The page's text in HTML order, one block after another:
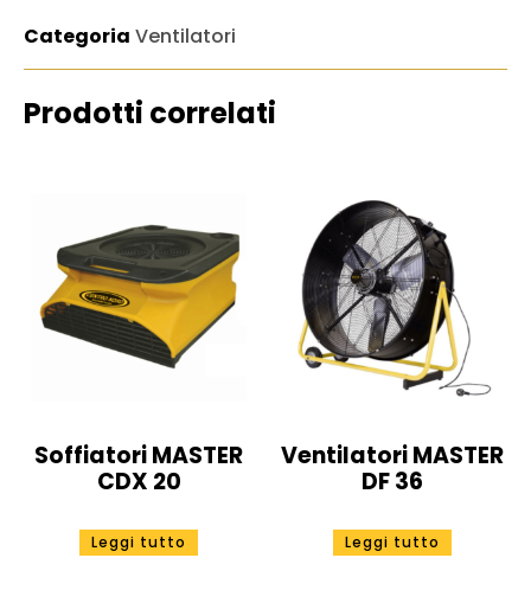
Categoria Ventilatori
Prodotti correlati
Soffiatori MASTER
CDX 20
Leggi tutto
Ventilatori MASTER
DF 36
Leggi tutto